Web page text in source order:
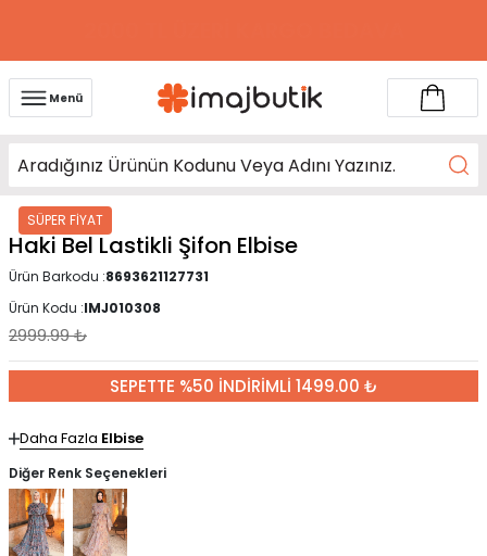
Menü
SÜPER FİYAT
Haki Bel Lastikli Şifon Elbise
Ürün Barkodu :8693621127731
Ürün Kodu :IMJ010308
2999.99₺
SEPETTE %50 İNDİRİMLİ 1499.00 ₺
Daha Fazla Elbise
Diğer Renk Seçenekleri